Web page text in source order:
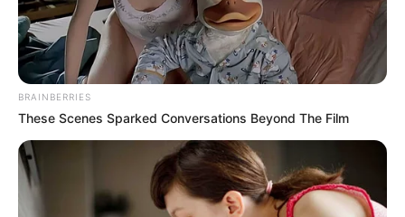
BRAINBERRIES
These Scenes Sparked Conversations Beyond The Film